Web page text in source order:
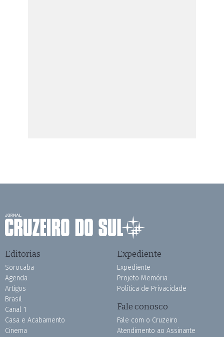
Editorias
Sorocaba
Agenda
Artigos
Brasil
Canal 1
Casa e Acabamento
Cinema
Expediente
Expediente
Projeto Memória
Política de Privacidade
Fale conosco
Fale com o Cruzeiro
Atendimento ao Assinante